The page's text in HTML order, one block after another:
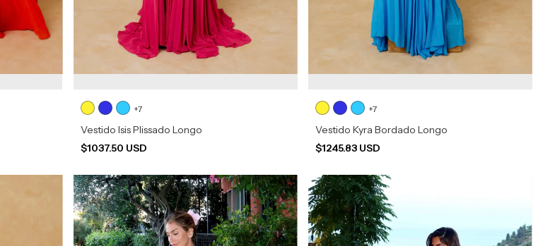
+7
Vestido Isis Plissado Longo
$1037.50 USD
+7
Vestido Kyra Bordado Longo
$1245.83 USD